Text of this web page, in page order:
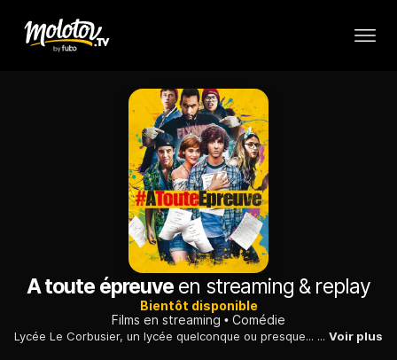
A toute épreuve en streaming & replay
Bientôt disponible
Films en streaming
Comédie
Lycée Le Corbusier, un lycée quelconque ou presque... Greg passe son bac cette année et c'est loin d'être gagné. Voir plus